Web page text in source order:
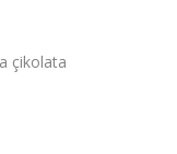
çikolata